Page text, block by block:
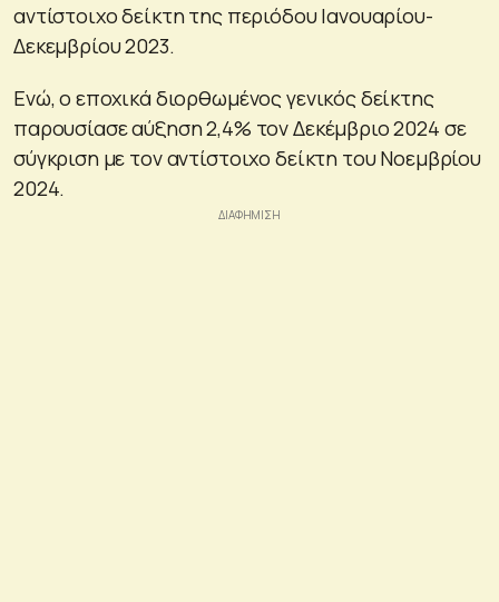
αντίστοιχο δείκτη της περιόδου Ιανουαρίου-
Δεκεμβρίου 2023.
Ενώ, ο εποχικά διορθωμένος γενικός δείκτης
παρουσίασε αύξηση 2,4% τον Δεκέμβριο 2024 σε
σύγκριση με τον αντίστοιχο δείκτη του Νοεμβρίου
2024.